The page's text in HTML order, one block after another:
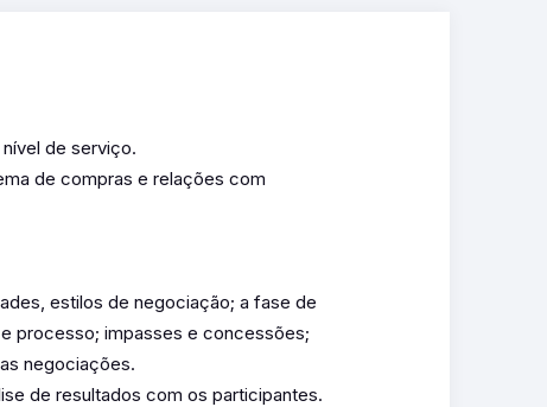
de serviço.
de compras e relações com
estilos de negociação; a fase de
processo; impasses e concessões;
negociações.
de resultados com os participantes.